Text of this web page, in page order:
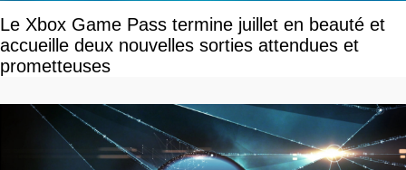
Le Xbox Game Pass termine juillet en beauté et
accueille deux nouvelles sorties attendues et
prometteuses